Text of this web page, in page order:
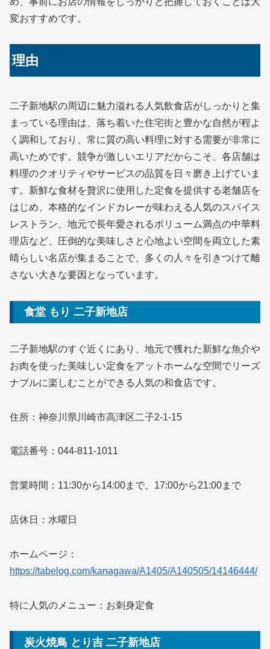
変おすすめです。
理由
二子新地駅の周辺に魅力溢れる人気飲食店がしっかりと集
まっている理由は、落ち着いた住宅街と豊かな自然が程よ
く調和しており、常に質の高い料理に対する需要が非常に
高いためです。競争が激しいエリアだからこそ、各店舗は
料理のクオリティやサービスの品質を日々磨き上げていま
す。新鮮な食材を贅沢に使用した定食を提供する老舗店を
はじめ、本格的なインドカレーが味わえる人気のスパイス
レストラン、地元で長年愛されるボリューム満点の中華料
理店など、圧倒的な美味しさと心地よい空間を両立した素
晴らしい名店が集まることで、多くの人々を引きつけて離
さない大きな要因となっています。
食堂 もり 二子新地店
二子新地駅のすぐ近くにあり、地元で獲れた新鮮な魚介や
お肉を使った美味しい定食をアットホームな空間でリーズ
ナブルに楽しむことができる人気の和食店です。
住所：神奈川県川崎市高津区二子2-1-15
電話番号：044-811-1011
営業時間：11:30から14:00まで、17:00から21:00まで
店休日：水曜日
ホームページ：
https://tabelog.com/kanagawa/A1405/A140505/14146444/
特に人気のメニュー：お刺身定食
炭火焼鳥 とり吉 二子新地店